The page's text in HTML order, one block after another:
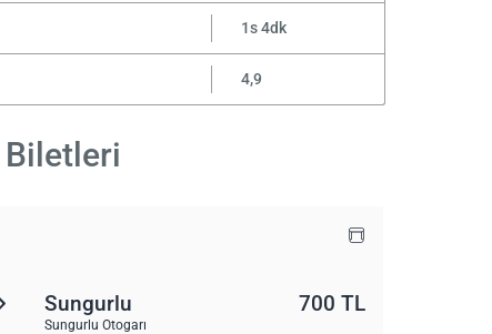
1s 4dk
4,9
Biletleri
Sungurlu
Sungurlu Otogarı
700 TL